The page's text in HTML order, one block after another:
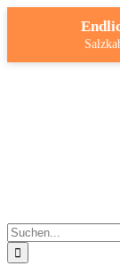
Suche
nach: